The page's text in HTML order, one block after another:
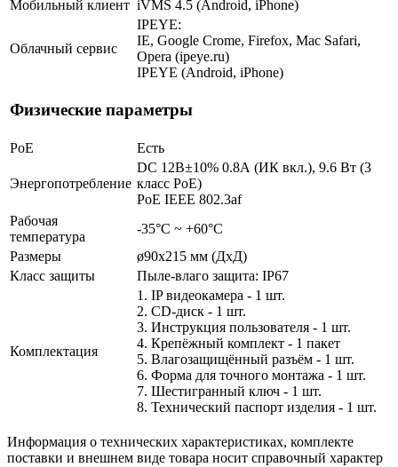
Мобильный клиент iVMS 4.5 (Android, iPhone)
Облачный сервис
IPEYE:
IE, Google Crome, Firefox, Mac Safari,
Opera (ipeye.ru)
IPEYE (Android, iPhone)
Физические параметры
PoE Есть
Энергопотребление
DC 12В±10% 0.8А (ИК вкл.), 9.6 Вт (3
класс PoE)
PoE IEEE 802.3af
Рабочая
температура
-35°С ~ +60°С
Размеры
ø90x215 мм (ДxД)
Класс защиты
Пыле-влаго защита: IP67
Комплектация
1. IP видеокамера - 1 шт.
2. СD-диск - 1 шт.
3. Инструкция пользователя - 1 шт.
4. Крепёжный комплект - 1 пакет
5. Влагозащищённый разъём - 1 шт.
6. Форма для точного монтажа - 1 шт.
7. Шестигранный ключ - 1 шт.
8. Технический паспорт изделия - 1 шт.
Информация о технических характеристиках, комплекте
поставки и внешнем виде товара носит справочный характер